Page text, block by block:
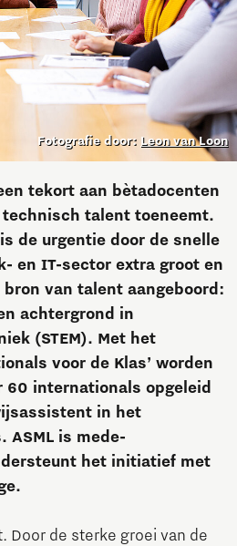
Fotografie door: Leon van Loon
tekort aan bètadocenten
talent toeneemt.
de urgentie door de snelle
en IT-sector extra groot en
van talent aangeboord:
achtergrond in
(STEM). Met het
voor de Klas’ worden
60 internationals opgeleid
in het
ASML is mede-
het initiatief met
Door de sterke groei van de